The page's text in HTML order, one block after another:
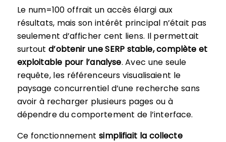
Le num=100 offrait un accès élargi aux
résultats, mais son intérêt principal n’était pas
seulement d’afficher cent liens. Il permettait
surtoutd’obtenir une SERP stable, complète et
exploitable pour l’analyse. Avec une seule
requête, les référenceurs visualisaient le
paysage concurrentiel d’une recherche sans
avoir à recharger plusieurs pages ou à
dépendre du comportement de l’interface.
Ce fonctionnementsimplifiait la collecte